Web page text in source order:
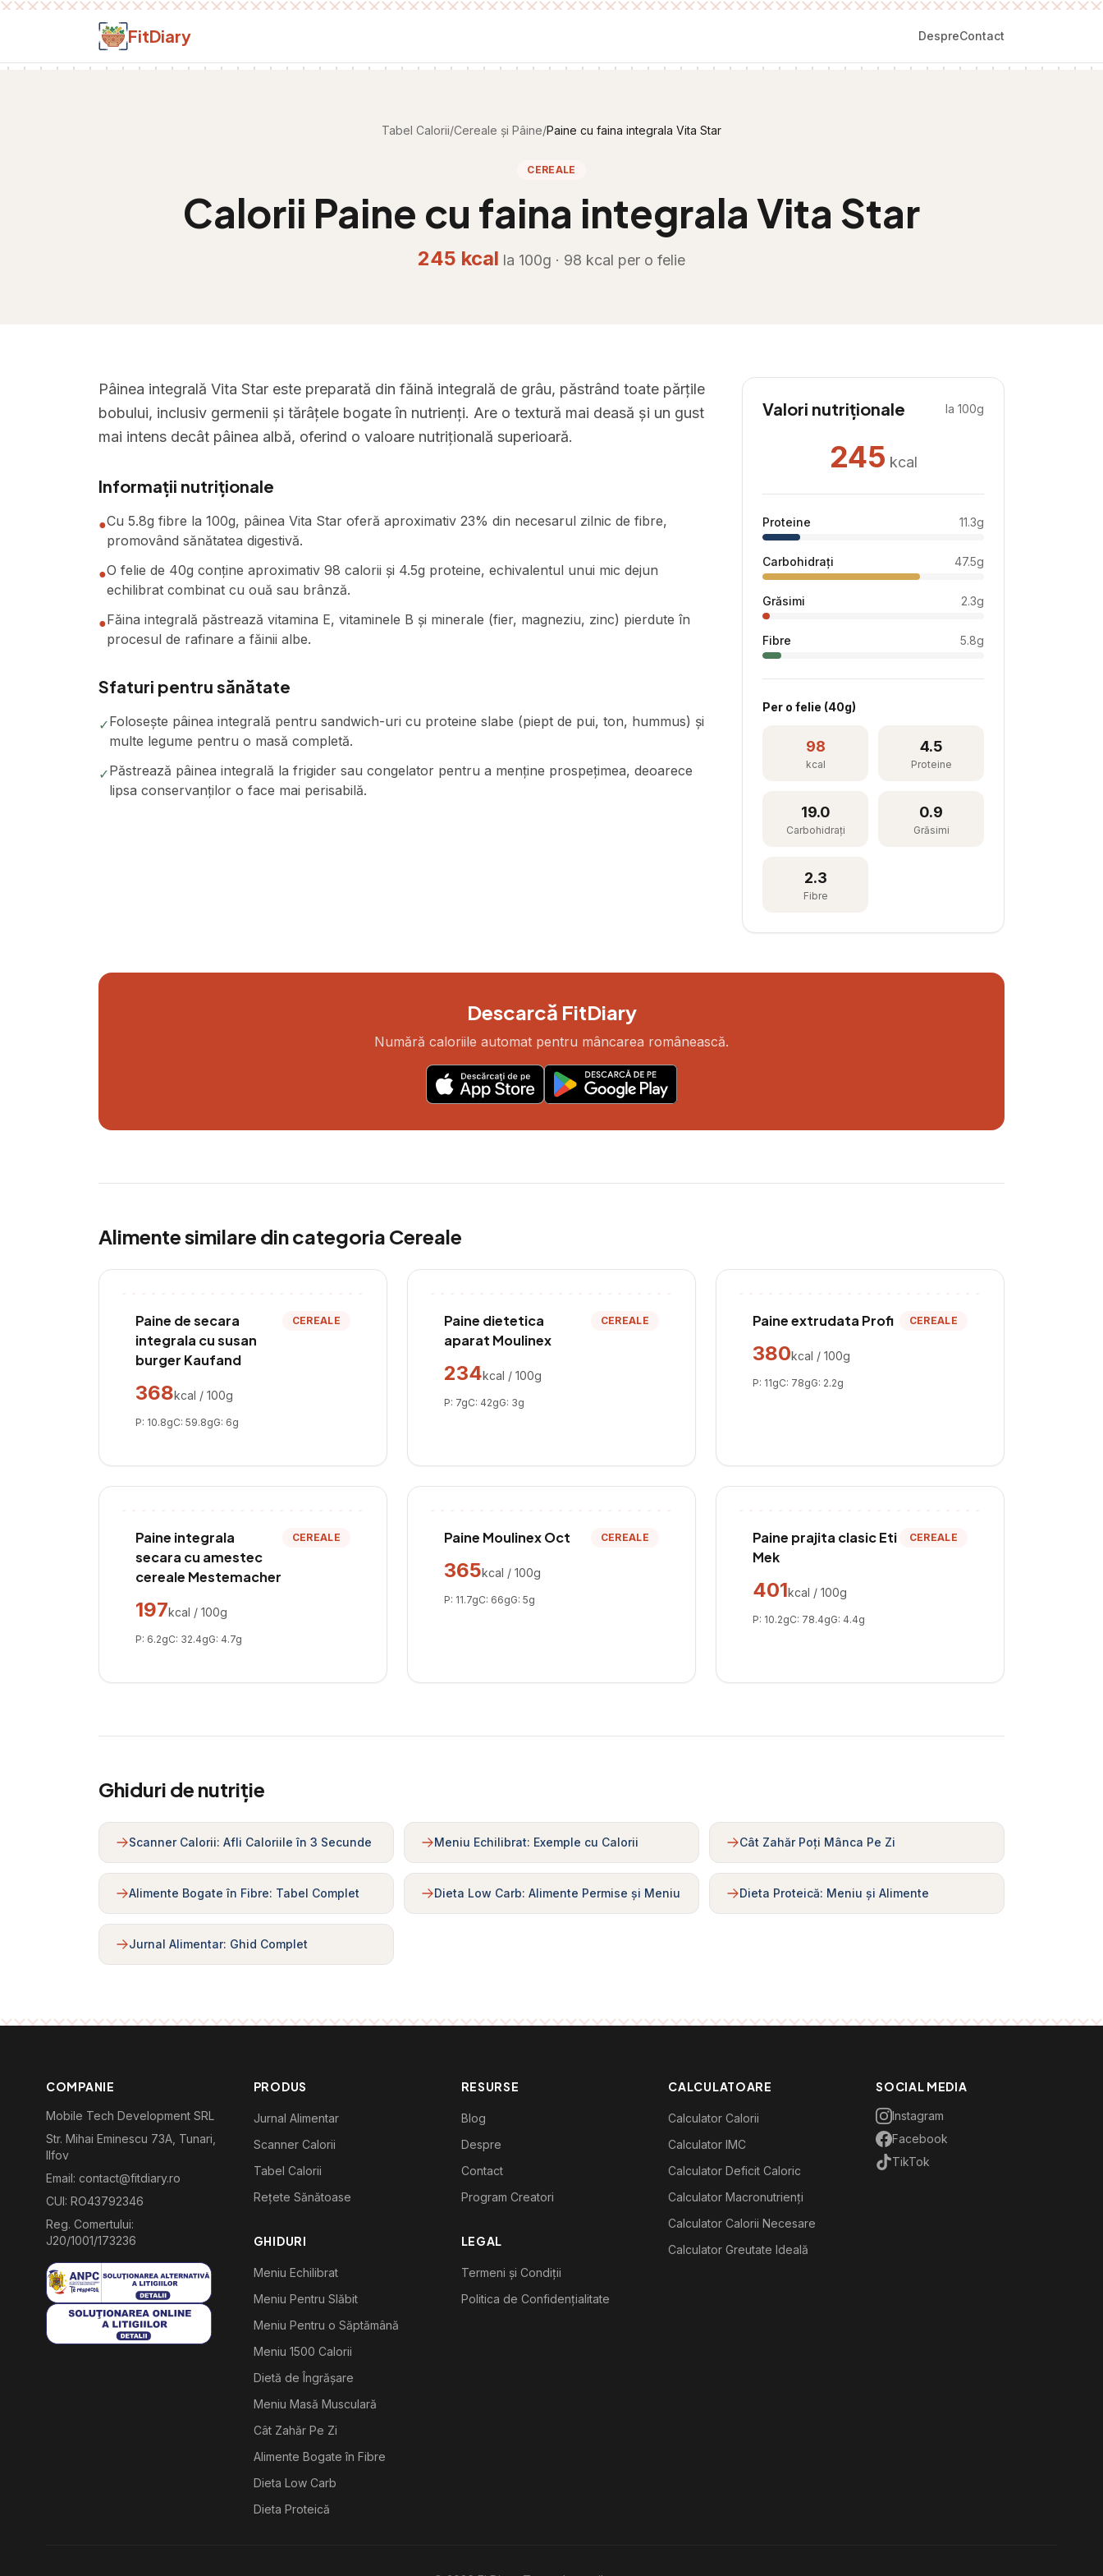
Salt la conținut
FitDiary DespreContact
Tabel Calorii/Cereale și Pâine/Paine cu faina integrala Vita Star
CEREALE
Calorii Paine cu faina integrala Vita Star
245 kcal la 100g · 98 kcal per o felie
Pâinea integrală Vita Star este preparată din făină integrală de grâu, păstrând toate părțile
bobului, inclusiv germenii și tărâțele bogate în nutrienți. Are o textură mai deasă și un gust
mai intens decât pâinea albă, oferind o valoare nutrițională superioară.
Informații nutriționale
●Cu 5.8g fibre la 100g, pâinea Vita Star oferă aproximativ 23% din necesarul zilnic de fibre,
promovând sănătatea digestivă.
●O felie de 40g conține aproximativ 98 calorii și 4.5g proteine, echivalentul unui mic dejun
echilibrat combinat cu ouă sau brânză.
●Făina integrală păstrează vitamina E, vitaminele B și minerale (fier, magneziu, zinc) pierdute în
procesul de rafinare a făinii albe.
Sfaturi pentru sănătate
✓Folosește pâinea integrală pentru sandwich-uri cu proteine slabe (piept de pui, ton, hummus) și
multe legume pentru o masă completă.
✓Păstrează pâinea integrală la frigider sau congelator pentru a menține prospețimea, deoarece
lipsa conservanților o face mai perisabilă.
Valori nutriționale la 100g
245 kcal
Proteine 11.3g
Carbohidrați 47.5g
Grăsimi 2.3g
Fibre 5.8g
Per o felie (40g)
98
kcal
4.5
Proteine
19.0
Carbohidrați
0.9
Grăsimi
2.3
Fibre
Descarcă FitDiary
Numără caloriile automat pentru mâncarea românească.
Alimente similare din categoria Cereale
Paine de secara
integrala cu susan
burger Kaufand
CEREALE
368kcal / 100g
P: 10.8gC: 59.8gG: 6g
Paine dietetica
aparat Moulinex
CEREALE
234kcal / 100g
P: 7gC: 42gG: 3g
Paine extrudata Profi CEREALE
380kcal / 100g
P: 11gC: 78gG: 2.2g
Paine integrala
secara cu amestec
cereale Mestemacher
CEREALE
197kcal / 100g
P: 6.2gC: 32.4gG: 4.7g
Paine Moulinex Oct CEREALE
365kcal / 100g
P: 11.7gC: 66gG: 5g
Paine prajita clasic Eti
Mek
CEREALE
401kcal / 100g
P: 10.2gC: 78.4gG: 4.4g
Ghiduri de nutriție
Scanner Calorii: Afli Caloriile în 3 Secunde Meniu Echilibrat: Exemple cu Calorii Cât Zahăr Poți Mânca Pe Zi
Alimente Bogate în Fibre: Tabel Complet Dieta Low Carb: Alimente Permise și Meniu Dieta Proteică: Meniu și Alimente
Jurnal Alimentar: Ghid Complet
COMPANIE
Mobile Tech Development SRL
Str. Mihai Eminescu 73A, Tunari,
Ilfov
Email: contact@fitdiary.ro
CUI: RO43792346
Reg. Comertului:
J20/1001/173236
PRODUS
Jurnal Alimentar
Scanner Calorii
Tabel Calorii
Rețete Sănătoase
GHIDURI
Meniu Echilibrat
Meniu Pentru Slăbit
Meniu Pentru o Săptămână
Meniu 1500 Calorii
Dietă de Îngrășare
Meniu Masă Musculară
Cât Zahăr Pe Zi
Alimente Bogate în Fibre
Dieta Low Carb
Dieta Proteică
RESURSE
Blog
Despre
Contact
Program Creatori
LEGAL
Termeni și Condiții
Politica de Confidențialitate
CALCULATOARE
Calculator Calorii
Calculator IMC
Calculator Deficit Caloric
Calculator Macronutrienți
Calculator Calorii Necesare
Calculator Greutate Ideală
SOCIAL MEDIA
Instagram
Facebook
TikTok